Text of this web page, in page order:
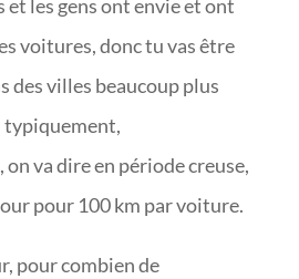
et les gens ont envie et ont
voitures, donc tu vas être
des villes beaucoup plus
typiquement,
va dire en période creuse,
pour 100 km par voiture.
pour combien de